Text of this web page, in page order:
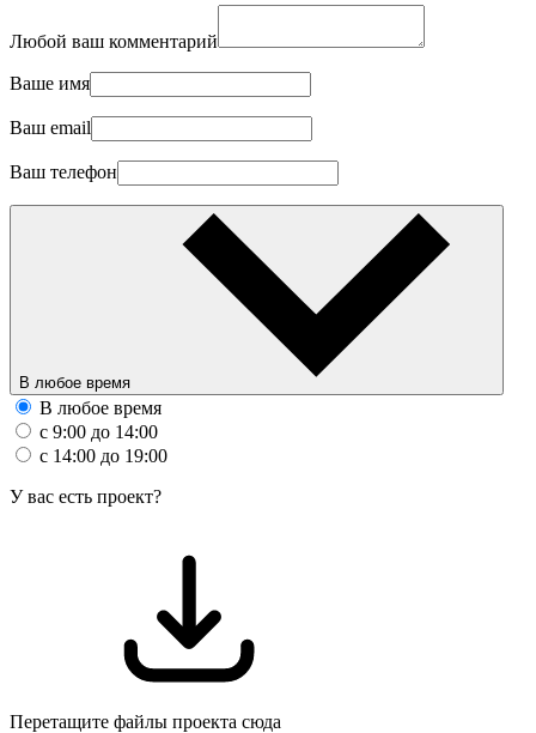
Любой ваш комментарий
Ваше имя
Ваш email
Ваш телефон
В любое время
В любое время
с 9:00 до 14:00
с 14:00 до 19:00
У вас есть проект?
Перетащите файлы проекта сюда